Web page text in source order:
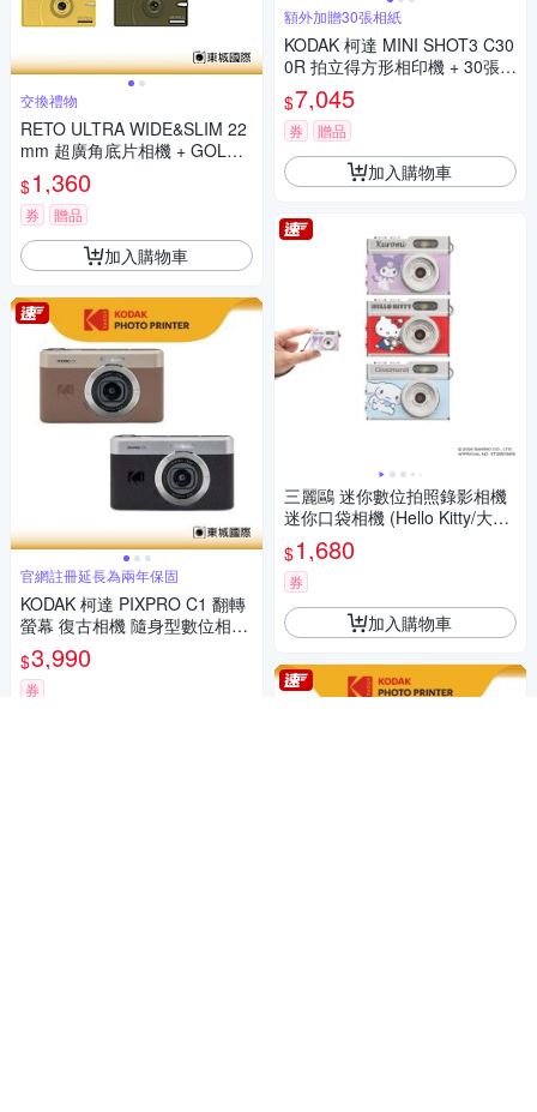
交換禮物
RETO ULTRA WIDE&SLIM 22
mm 超廣角底片相機 + GOLD 2
00底片組
$1,360
券 贈品
加入購物車
官網註冊延長為兩年保固
KODAK 柯達 PIXPRO C1 翻轉
螢幕 復古相機 隨身型數位相機
公司貨
$3,990
券
額外加贈30張相紙
KODAK 柯達 MINI SHOT3 C30
0R 拍立得方形相印機 + 30張相
紙組 公司貨
$7,045
券 贈品
加入購物車
三麗鷗 迷你數位拍照錄影相機
迷你口袋相機 (Hello Kitty/大耳
狗/酷洛米)
$1,680
券
加入購物車